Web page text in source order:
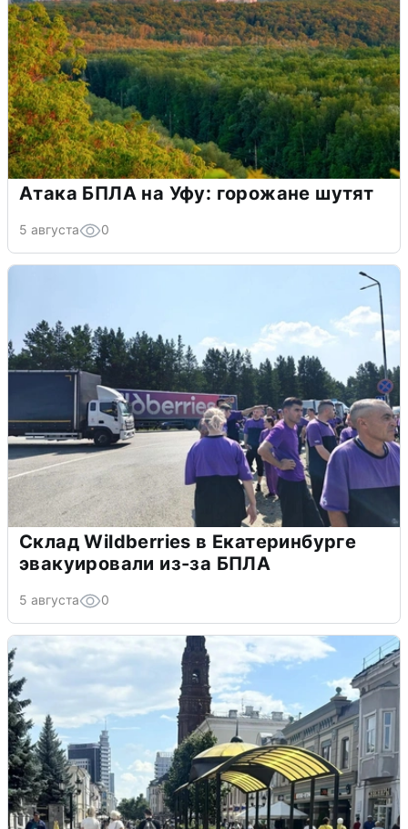
Атака БПЛА на Уфу: горожане шутят
5 августа 0
Склад Wildberries в Екатеринбурге
эвакуировали из-за БПЛА
5 августа 0